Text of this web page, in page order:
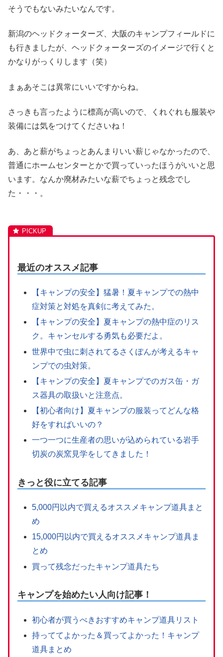
そうでもないみたいなんです。
新潟のヘッドクォーターズ、大阪のキャンプフィールドに
も行きましたが、ヘッドクォーターズのイメージで行くと
かなりがっくりします（笑）
まぁあそこは異常にいいですからね。
さっきも言ったように標高が高いので、くれぐれも服装や
装備には気をつけてくださいね！
あ、あと薪がちょっとあんまりいい薪じゃなかったので、
普通にホームセンターとかで買っていったほうがいいと思
います。なんか廃材みたいな薪でちょっと残念でし
た・・・。
最近のオススメ記事
【キャンプの安全】猛暑！夏キャンプでの熱中
症対策と対処を真剣に考えてみた。
【キャンプの安全】夏キャンプの熱中症のリス
ク。キャンセルする勇気も必要だよ。
世界中で虫に刺されてるさくぽんが考えるキャ
ンプでの虫対策。
【キャンプの安全】夏キャンプでのガス缶・ガ
ス器具の取扱いと注意点。
【初心者向け】夏キャンプの服装ってどんな格
好をすればいいの？
一つ一つに生産者の思いが込められている岩手
切炭の炭窯見学をしてきました！
きっと役に立てる記事
5,000円以内で買えるオススメキャンプ道具まと
め
15,000円以内で買えるオススメキャンプ道具ま
とめ
買って残念だったキャンプ道具たち
キャンプを始めたい人向け記事！
初心者が買うべきおすすめキャンプ道具リスト
持っててよかった＆買ってよかった！キャンプ
道具まとめ